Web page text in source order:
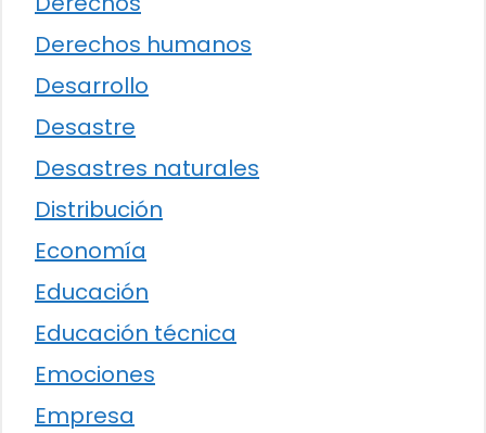
Derechos humanos
Desarrollo
Desastre
Desastres naturales
Distribución
Economía
Educación
Educación técnica
Emociones
Empresa